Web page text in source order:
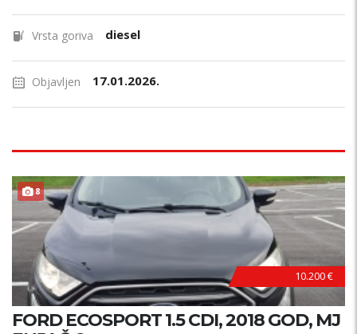
Vrsta goriva diesel
Objavljen 17.01.2026.
8
10.200 €
FORD ECOSPORT 1.5 CDI, 2018 GOD, MJ